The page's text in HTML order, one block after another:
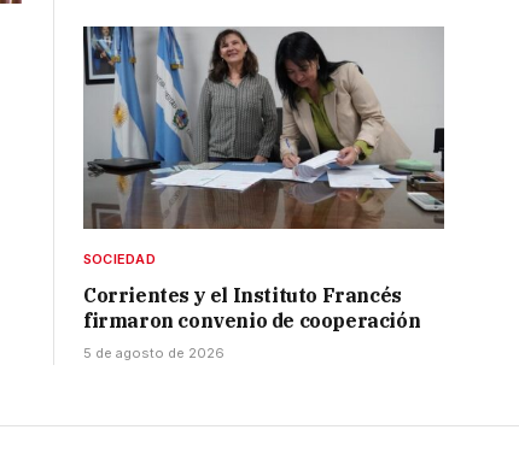
SOCIEDAD
Corrientes y el Instituto Francés
firmaron convenio de cooperación
5 de agosto de 2026